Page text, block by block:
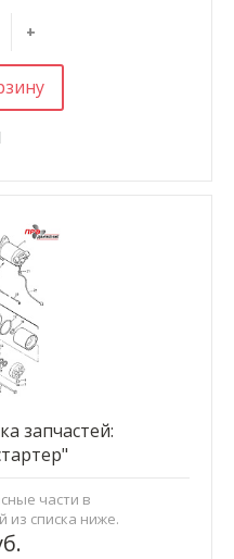
+
запчастей:
части в
из списка ниже.